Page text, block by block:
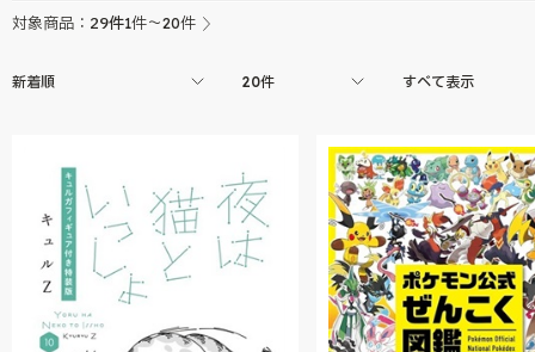
対象商品： 29件1件～20件
新着順 20件 すべて表示